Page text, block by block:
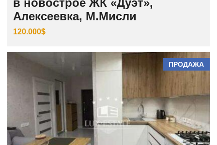
в новострое ЖК «Дуэт»,
Алексеевка, М.Мисли
120.000$
ПРОДАЖА